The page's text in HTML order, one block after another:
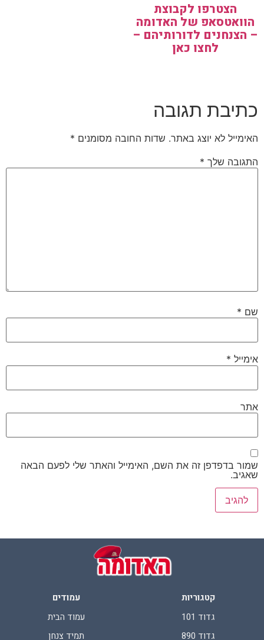
הצטרפו לקבוצת
הוואטסאפ של האדומה
– הצנחנים לדורותיהם –
לחצו כאן
כתיבת תגובה
האימייל לא יוצג באתר. שדות החובה מסומנים *
התגובה שלך *
שם *
אימייל *
אתר
שמור בדפדפן זה את השם, האימייל והאתר שלי לפעם הבאה
שאגיב.
קטגוריות
גדוד 101
גדוד 890
עמודים
עמוד הבית
תמיד צנחן